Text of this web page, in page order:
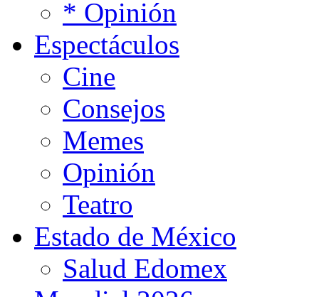
* Opinión
Espectáculos
Cine
Consejos
Memes
Opinión
Teatro
Estado de México
Salud Edomex